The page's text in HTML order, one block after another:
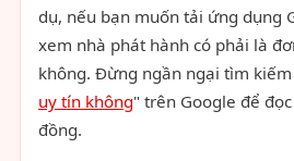
dụ, nếu bạn muốn tải ứng dụng
xem nhà phát hành có phải là
không. Đừng ngần ngại tìm
uy tín không" trên Google để
đồng.